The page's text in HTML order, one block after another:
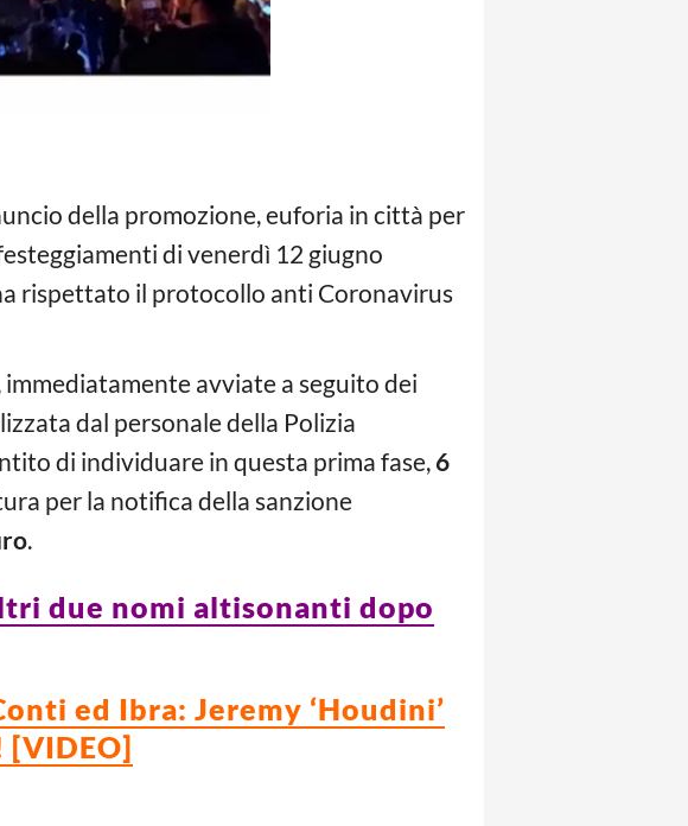
della promozione, euforia in città per
di venerdì 12 giugno
rispettato il protocollo anti Coronavirus
immediatamente avviate a seguito dei
dal personale della Polizia
di individuare in questa prima fase, 6
per la notifica della sanzione
.
due nomi altisonanti dopo
ed Ibra: Jeremy ‘Houdini’
[VIDEO]